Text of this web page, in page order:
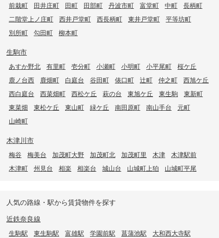
前栽町
田井庄町 田町 田部町 丹波市町 富堂町 中町
長柄町
二階堂上ノ庄町
西井戸堂町 西長柄町 東井戸堂町
平等坊町
別所町
勾田町 柳本町
生駒市
あすか野北 有里町 壱分町 小瀬町 小明町 小平尾町
桜ケ丘
鹿ノ台西
鹿畑町 白庭台 谷田町 俵口町 辻町 仲之町
西旭ケ丘
西白庭台
西菜畑町 西松ケ丘 萩の台 東旭ケ丘 東生駒
東新町
東菜畑
東松ケ丘 東山町 緑ケ丘 南田原町 南山手台
元町
山崎町
木津川市
梅谷 梅美台 加茂町大野 加茂町北 加茂町里 木津
木津駅前
木津町
州見台 相楽 相楽台 城山台 山城町上狛 山城町平尾
人気の路線・駅から賃貸物件を探す
近鉄奈良線
生駒駅 東生駒駅 富雄駅 学園前駅 菖蒲池駅
大和西大寺駅